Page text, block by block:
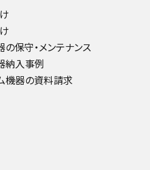
保守・メンテナンス
納入事例
機器の資料請求